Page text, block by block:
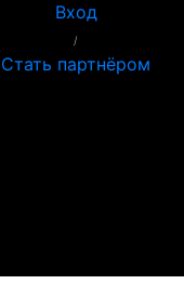
Вход
/
Стать партнёром